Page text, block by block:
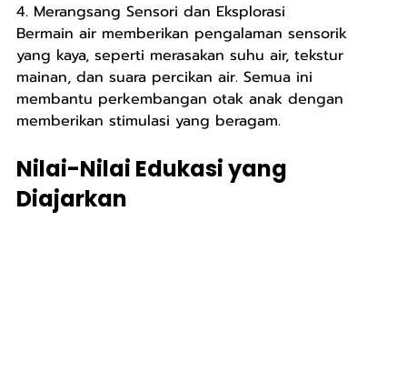
4. Merangsang Sensori dan Eksplorasi
Bermain air memberikan pengalaman sensorik
yang kaya, seperti merasakan suhu air, tekstur
mainan, dan suara percikan air. Semua ini
membantu perkembangan otak anak dengan
memberikan stimulasi yang beragam.
Nilai-Nilai Edukasi yang
Diajarkan